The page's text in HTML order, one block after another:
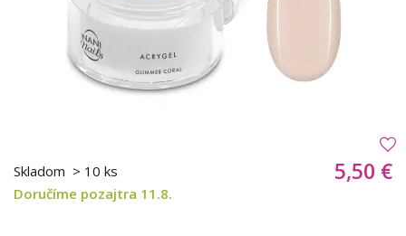
Skladom > 10 ks
Doručíme pozajtra 11.8.
5,50 €